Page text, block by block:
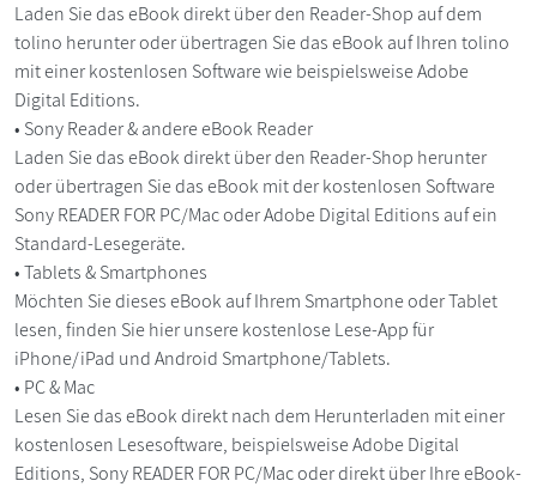
Laden Sie das eBook direkt über den Reader-Shop auf dem
tolino herunter oder übertragen Sie das eBook auf Ihren tolino
mit einer kostenlosen Software wie beispielsweise Adobe
Digital Editions.
• Sony Reader & andere eBook Reader
Laden Sie das eBook direkt über den Reader-Shop herunter
oder übertragen Sie das eBook mit der kostenlosen Software
Sony READER FOR PC/Mac oder Adobe Digital Editions auf ein
Standard-Lesegeräte.
• Tablets & Smartphones
Möchten Sie dieses eBook auf Ihrem Smartphone oder Tablet
lesen, finden Sie hier unsere kostenlose Lese-App für
iPhone/iPad und Android Smartphone/Tablets.
• PC & Mac
Lesen Sie das eBook direkt nach dem Herunterladen mit einer
kostenlosen Lesesoftware, beispielsweise Adobe Digital
Editions, Sony READER FOR PC/Mac oder direkt über Ihre eBook-